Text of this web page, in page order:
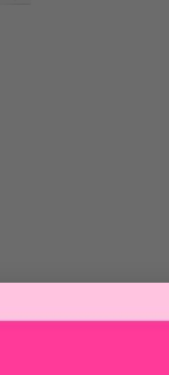
y antioxidante